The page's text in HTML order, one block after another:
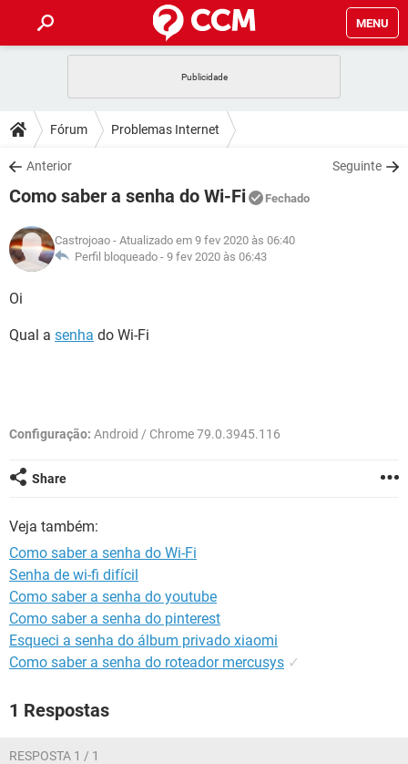
MENU
CELULAR FACEBOOK
OUTLOOK
INSTAGRAM GMAIL
GUIA DE COMPRAS
DICAS
JOGOS WHATSAPP
INSTAGRAM GMAIL
GUIA DE COMPRAS
DOWNLOADS
JOGOS WHATSAPP
CELULAR
OUTLOOK EXCEL
INSTAGRAM
JOGOS WHATSAPP
CELULAR
OUTLOOK
INSTAGRAM
GLOSSÁRIO
JOGOS
Fórum Problemas Internet
Anterior Seguinte
Como saber a senha do Wi-Fi Fechado
Castrojoao - Atualizado em 9 fev 2020 às 06:40
Perfil bloqueado - 9 fev 2020 às 06:43
Oi
Qual a senha do Wi-Fi
Configuração: Android / Chrome 79.0.3945.116
Share
Veja também:
Como saber a senha do Wi-Fi
Senha de wi-fi difícil
Como saber a senha do youtube
Como saber a senha do pinterest
Esqueci a senha do álbum privado xiaomi
Como saber a senha do roteador mercusys ✓
1 Respostas
RESPOSTA 1 / 1